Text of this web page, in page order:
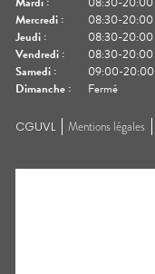
Mercredi :
08:30-20:00
Jeudi :
08:30-20:00
Vendredi :
08:30-20:00
Samedi :
09:00-20:00
Dimanche : Fermé
CGUVL Mentions légales